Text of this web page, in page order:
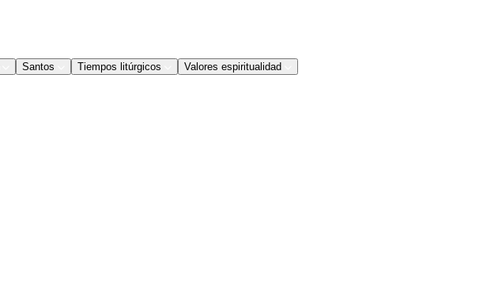
Santos Tiempos litúrgicos Valores espiritualidad